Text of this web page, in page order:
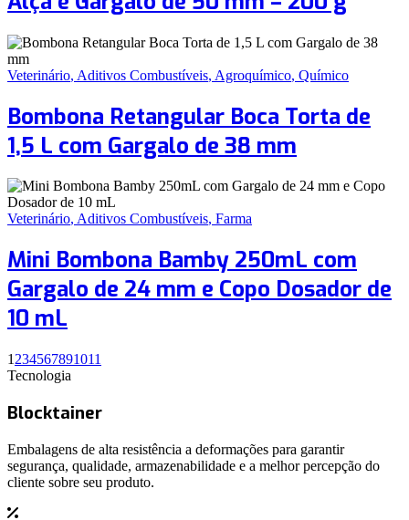
Veterinário, Aditivos Combustíveis, Agroquímico, Químico
Bombona Retangular Boca Torta de
1,5 L com Gargalo de 38 mm
Veterinário, Aditivos Combustíveis, Farma
Mini Bombona Bamby 250mL com
Gargalo de 24 mm e Copo Dosador de
10 mL
1 234567891011
Tecnologia
Blocktainer
Embalagens de alta resistência a deformações para garantir
segurança, qualidade, armazenabilidade e a melhor percepção do
cliente sobre seu produto.